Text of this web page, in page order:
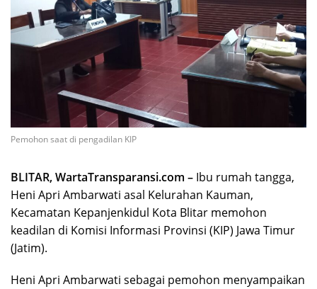
Pemohon saat di pengadilan KIP
BLITAR, WartaTransparansi.com – Ibu rumah tangga,
Heni Apri Ambarwati asal Kelurahan Kauman,
Kecamatan Kepanjenkidul Kota Blitar memohon
keadilan di Komisi Informasi Provinsi (KIP) Jawa Timur
(Jatim).
Heni Apri Ambarwati sebagai pemohon menyampaikan